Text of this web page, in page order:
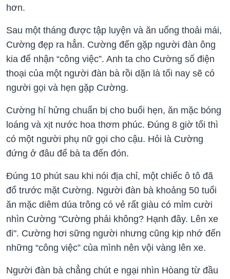
hơn.
Sau một tháng được tập luyện và ăn uống thoải mái,
Cường đẹp ra hẳn. Cường đến gặp người đàn ông
kia để nhận “công việc”. Anh ta cho Cường số điện
thoại của một người đàn bà rồi dặn là tối nay sẽ có
người gọi và hẹn gặp Cường.
Cường hí hửng chuẩn bị cho buổi hẹn, ăn mặc bóng
loáng và xịt nước hoa thơm phúc. Đúng 8 giờ tối thì
có một người phụ nữ gọi cho cậu. Hỏi là Cường
đứng ở đâu để bà ta đến đón.
Đúng 10 phút sau khi nói địa chỉ, một chiếc ô tô đã
đổ trước mặt Cường. Người đàn bà khoảng 50 tuổi
ăn mặc diêm dúa trông có vẻ rất giàu có mỉm cười
nhìn Cường "Cường phải không? Hạnh đây. Lên xe
đi". Cường hơi sững người nhưng cũng kịp nhớ đến
những “công việc” của mình nên vội vàng lên xe.
Người đàn bà chẳng chút e ngại nhìn Hòang từ đầu